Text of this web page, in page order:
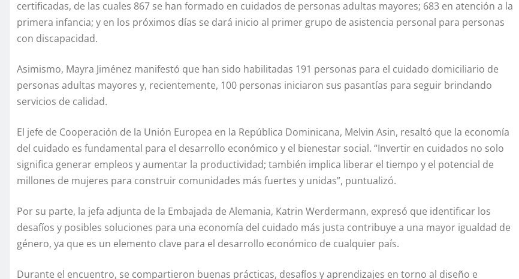
certificadas, de las cuales 867 se han formado en cuidados de personas adultas mayores; 683 en atención a la
primera infancia; y en los próximos días se dará inicio al primer grupo de asistencia personal para personas
con discapacidad.
Asimismo, Mayra Jiménez manifestó que han sido habilitadas 191 personas para el cuidado domiciliario de
personas adultas mayores y, recientemente, 100 personas iniciaron sus pasantías para seguir brindando
servicios de calidad.
El jefe de Cooperación de la Unión Europea en la República Dominicana, Melvin Asin, resaltó que la economía
del cuidado es fundamental para el desarrollo económico y el bienestar social. “Invertir en cuidados no solo
significa generar empleos y aumentar la productividad; también implica liberar el tiempo y el potencial de
millones de mujeres para construir comunidades más fuertes y unidas”, puntualizó.
Por su parte, la jefa adjunta de la Embajada de Alemania, Katrin Werdermann, expresó que identificar los
desafíos y posibles soluciones para una economía del cuidado más justa contribuye a una mayor igualdad de
género, ya que es un elemento clave para el desarrollo económico de cualquier país.
Durante el encuentro, se compartieron buenas prácticas, desafíos y aprendizajes en torno al diseño e